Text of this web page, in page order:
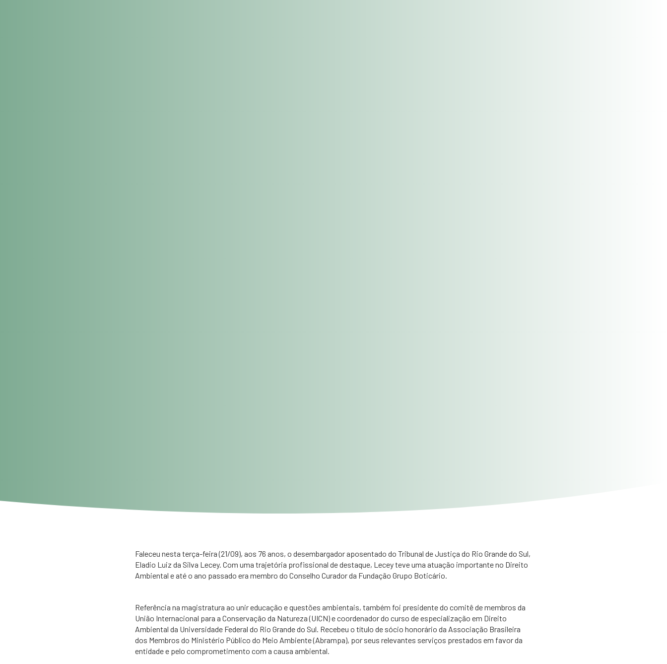
Faleceu nesta terça-feira (21/09), aos 76 anos, o desembargador aposentado do Tribunal de Justiça do Rio Grande do Sul,
Eladio Luiz da Silva Lecey. Com uma trajetória profissional de destaque, Lecey teve uma atuação importante no Direito
Ambiental e até o ano passado era membro do Conselho Curador da Fundação Grupo Boticário.
Referência na magistratura ao unir educação e questões ambientais, também foi presidente do comitê de membros da
União Internacional para a Conservação da Natureza (UICN) e coordenador do curso de especialização em Direito
Ambiental da Universidade Federal do Rio Grande do Sul. Recebeu o título de sócio honorário da Associação Brasileira
dos Membros do Ministério Público do Meio Ambiente (Abrampa), por seus relevantes serviços prestados em favor da
entidade e pelo comprometimento com a causa ambiental.